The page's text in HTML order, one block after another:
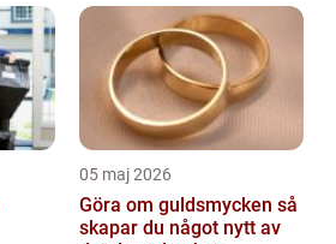
05 maj 2026
Göra om guldsmycken så
skapar du något nytt av